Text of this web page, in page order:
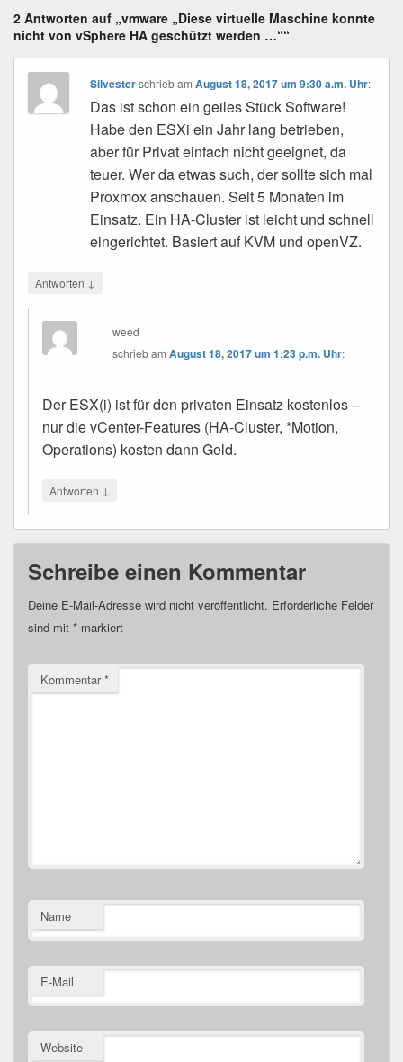
2 Antworten auf „vmware „Diese virtuelle Maschine konnte
nicht von vSphere HA geschützt werden …““
Silvester schriebamAugust 18, 2017 um 9:30 a.m. Uhr:
Das ist schon ein geiles Stück Software!
Habe den ESXi ein Jahr lang betrieben,
aber für Privat einfach nicht geeignet, da
teuer. Wer da etwas such, der sollte sich mal
Proxmox anschauen. Seit 5 Monaten im
Einsatz. Ein HA-Cluster ist leicht und schnell
eingerichtet. Basiert auf KVM und openVZ.
Antworten ↓
weed
schriebamAugust 18, 2017 um 1:23 p.m. Uhr:
Der ESX(i) ist für den privaten Einsatz kostenlos –
nur die vCenter-Features (HA-Cluster, *Motion,
Operations) kosten dann Geld.
Antworten ↓
Schreibe einen Kommentar
Deine E-Mail-Adresse wird nicht veröffentlicht. Erforderliche Felder
sind mit * markiert
Kommentar*
Name
E-Mail
Website